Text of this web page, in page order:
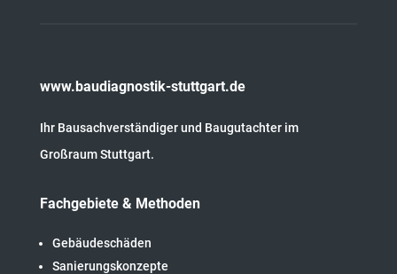
www.baudiagnostik-stuttgart.de
Ihr Bausachverständiger und Baugutachter im
Großraum Stuttgart.
Fachgebiete & Methoden
Gebäudeschäden
Sanierungskonzepte